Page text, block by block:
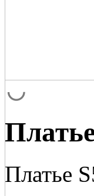
Платье